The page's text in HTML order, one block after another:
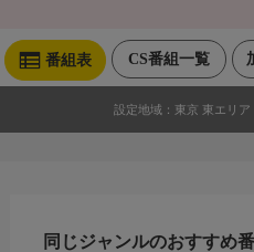
CS番組一覧
番組表
設定地域： 東京 東エリア
同じジャンルのおすすめ